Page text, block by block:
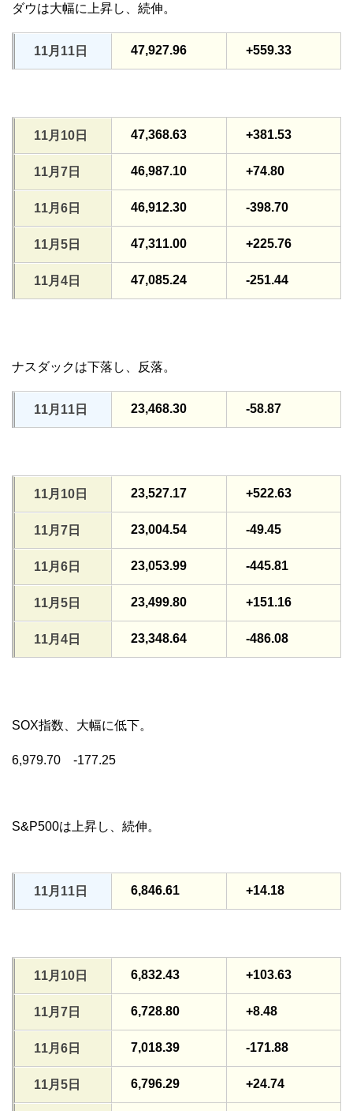
ダウは大幅に上昇し、続伸。
11月11日 47,927.96 +559.33
11月10日 47,368.63 +381.53
11月7日 46,987.10 +74.80
11月6日 46,912.30 -398.70
11月5日 47,311.00 +225.76
11月4日 47,085.24 -251.44
ナスダックは下落し、反落。
11月11日 23,468.30 -58.87
11月10日 23,527.17 +522.63
11月7日 23,004.54 -49.45
11月6日 23,053.99 -445.81
11月5日 23,499.80 +151.16
11月4日 23,348.64 -486.08
SOX指数、大幅に低下。
6,979.70 -177.25
S&P500は上昇し、続伸。
11月11日 6,846.61 +14.18
11月10日 6,832.43 +103.63
11月7日 6,728.80 +8.48
11月6日 7,018.39 -171.88
11月5日 6,796.29 +24.74